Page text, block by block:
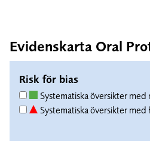
Evidenskarta Oral
Risk för bias
Systematiska översikter
Systematiska översikter med